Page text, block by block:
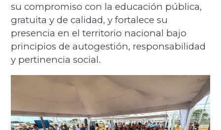
su compromiso con la educación pública,
gratuita y de calidad, y fortalece su
presencia en el territorio nacional bajo
principios de autogestión, responsabilidad
y pertinencia social.